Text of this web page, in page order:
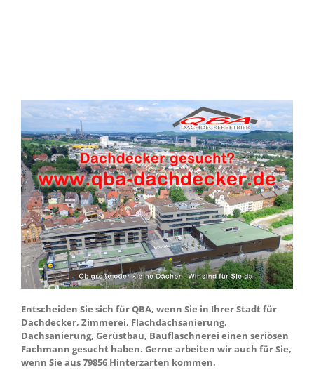
Entscheiden Sie sich für QBA, wenn Sie in Ihrer Stadt für
Dachdecker, Zimmerei, Flachdachsanierung,
Dachsanierung, Gerüstbau, Bauflaschnerei einen seriösen
Fachmann gesucht haben. Gerne arbeiten wir auch für Sie,
wenn Sie aus 79856 Hinterzarten kommen.